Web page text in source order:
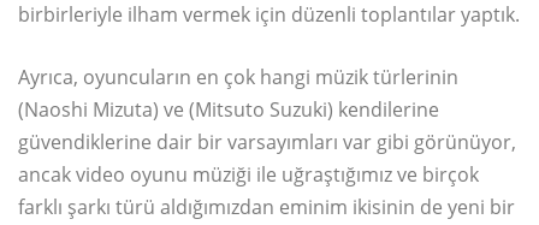
birbirleriyle ilham vermek için düzenli toplantılar yaptık.
Ayrıca, oyuncuların en çok hangi müzik türlerinin
(Naoshi Mizuta) ve (Mitsuto Suzuki) kendilerine
güvendiklerine dair bir varsayımları var gibi görünüyor,
ancak video oyunu müziği ile uğraştığımız ve birçok
farklı şarkı türü aldığımızdan eminim ikisinin de yeni bir